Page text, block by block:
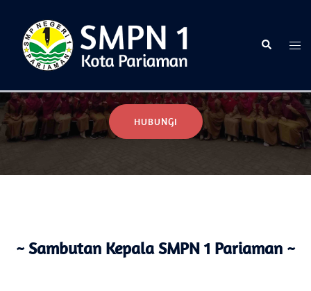
HUBUNGI
~ Sambutan Kepala SMPN 1 Pariaman ~